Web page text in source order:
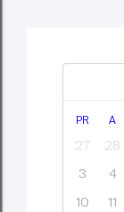
PR A
27 28
3
4
10
11